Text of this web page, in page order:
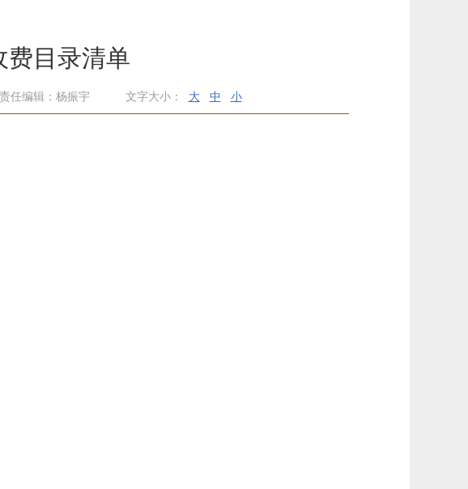
费目录清单
责任编辑：杨振宇 文字大小： 大 中 小